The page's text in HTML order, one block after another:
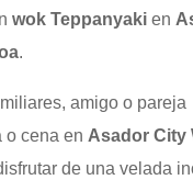
wok Teppanyaki en
.
amigo o
o cena en Asador City
de una velada